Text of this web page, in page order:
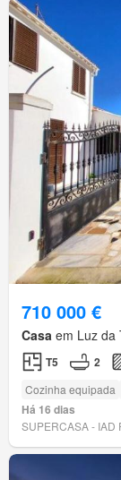
710 000 €
Casa em Luz da
T5 2
Cozinha equipada
Há 16 dias
SUPERCASA - IAD